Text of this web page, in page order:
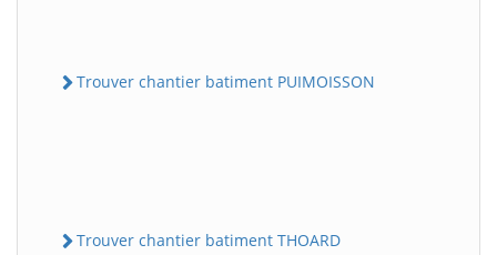
Trouver chantier batiment PUIMOISSON
Trouver chantier batiment THOARD